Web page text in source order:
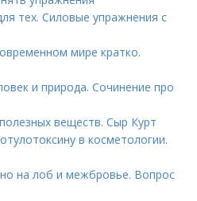
тех. Силовые упражнения с
мире кратко.
и природа. Сочинение про
веществ. Сыр Курт
в косметологии.
на лоб и межбровье. Вопрос